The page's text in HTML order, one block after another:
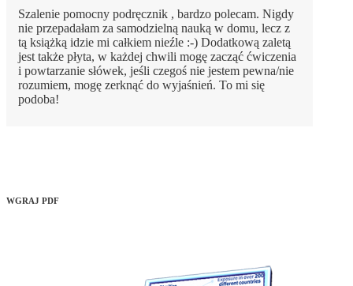
Szalenie pomocny podręcznik , bardzo polecam. Nigdy
nie przepadałam za samodzielną nauką w domu, lecz z
tą książką idzie mi całkiem nieźle :-) Dodatkową zaletą
jest także płyta, w każdej chwili mogę zacząć ćwiczenia
i powtarzanie słówek, jeśli czegoś nie jestem pewna/nie
rozumiem, mogę zerknąć do wyjaśnień. To mi się
podoba!
WGRAJ PDF